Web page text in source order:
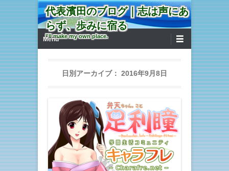
代表濱田のブログ｜志は声にあ
らず、歩みに宿る
I'll make my own place.
第1メニュー
コンテンツへ移動
Menu
日別アーカイブ： 2016年9月8日